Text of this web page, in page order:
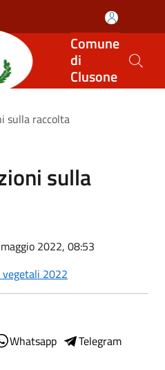
Comune
di
Clusone
sulla raccolta
sulla
2022, 08:53
2022
Whatsapp
Telegram